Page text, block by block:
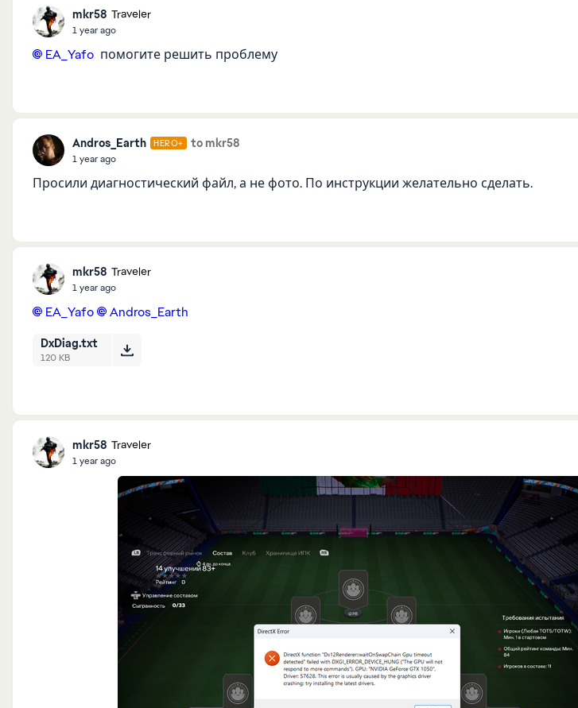
mkr58 Traveler
1 year ago
EA_Yafo​ помогите решить проблему
Andros_Earth HERO+ to mkr58
1 year ago
Просили диагностический файл, а не фото. По инструкции желательно сделать.
mkr58 Traveler
1 year ago
EA_Yafo​ Andros_Earth​
DxDiag.txt
120 KB
mkr58 Traveler
1 year ago